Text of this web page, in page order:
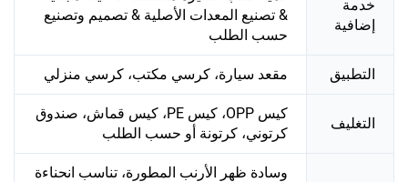
خدمة
إضافية
& تصنيع المعدات الأصلية & تصميم وتصنيع
حسب الطلب
التطبيق مقعد سيارة، كرسي مكتب، كرسي منزلي
التغليف
كيس OPP، كيس PE، كيس قماش، صندوق
كرتوني، كرتونة أو حسب الطلب
وسادة ظهر الأرنب المطورة، تناسب انحناءة